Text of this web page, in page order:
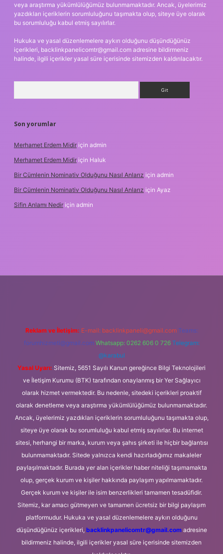
veya araştırma yükümlülüğümüz bulunmamaktadır. Ancak, üyelerimiz
yazdıkları içeriklerin sorumluluğunu taşımakta olup, siteye üye olarak
bu sorumluluğu kabul etmiş sayılırlar.
Hukuka ve yasal düzenlemelere aykırı olduğunu düşündüğünüz
içerikleri, backlinkpanelicomtr@gmail.com adresine bildirmeniz
halinde, ilgili içerikler yasal süre içerisinde sitemizden kaldırılacaktır.
Son yorumlar
Merhamet Erdem Midir için admin
Merhamet Erdem Midir için Haluk
Bir Cümlenin Nominativ Olduğunu Nasıl Anlarız için admin
Bir Cümlenin Nominativ Olduğunu Nasıl Anlarız için Ayaz
Sifin Anlamı Nedir için admin
Reklam ve İletişim: E-mail: backlinkpaneli@gmail.com Teams:
forumhizmeti@gmail.com Whatsapp: 0262 606 0 726 Telegram:
@karabul
Yasal Uyarı: Sitemiz, 5651 Sayılı Kanun gereğince Bilgi Teknolojileri
ve İletişim Kurumu (BTK) tarafından onaylanmış bir Yer Sağlayıcı
olarak hizmet vermektedir. Bu nedenle, sitedeki içerikleri proaktif
olarak denetleme veya araştırma yükümlülüğümüz bulunmamaktadır.
Ancak, üyelerimiz yazdıkları içeriklerin sorumluluğunu taşımakta olup,
siteye üye olarak bu sorumluluğu kabul etmiş sayılırlar. Bu internet
sitesi, herhangi bir marka, kurum veya şahıs şirketi ile hiçbir bağlantısı
bulunmamaktadır. Sitede yalnızca kendi hazırladığımız makaleler
paylaşılmaktadır. Burada yer alan içerikler haber niteliği taşımamakta
olup, gerçek kurum ve kişiler hakkında paylaşım yapılmamaktadır.
Gerçek kurum ve kişiler ile isim benzerlikleri tamamen tesadüfidir.
Sitemiz, kar amacı gütmeyen ve tamamen ücretsiz bir bilgi paylaşım
platformudur. Hukuka ve yasal düzenlemelere aykırı olduğunu
düşündüğünüz içerikleri, backlinkpanelicomtr@gmail.comadresine
bildirmeniz halinde, ilgili içerikler yasal süre içerisinde sitemizden